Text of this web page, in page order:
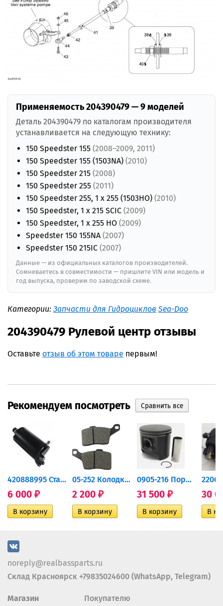
Применяемость 204390479 — 9 моделей
Деталь 204390479 по каталогам производителя
устанавливается на следующую технику:
150 Speedster 155 (2008–2009, 2011)
150 Speedster 155 (1503NA) (2010)
150 Speedster 215 (2008)
150 Speedster 255 (2011)
150 Speedster 255, 1 x 255 (1503HO) (2010)
150 Speedster, 1 x 215 SCIC (2009)
150 Speedster, 1 x 255 HO (2009)
Speedster 150 155NA (2007)
Speedster 150 215IC (2007)
Данные — из официальных каталогов производителей.
Сомневаетесь в совместимости — пришлите VIN или модель и
год выпуска, проверим по заводской схеме.
Категории: Запчасти для Гидроциклов Sea-Doo
204390479 Рулевой центр отзывы
Оставьте отзыв об этом товаре первым!
Рекомендуем посмотреть
420888995 Стартер для...
6 000 ₽
05-252 Колодки тормозные...
2 200 ₽
0905-216 Поршень Arctic Cat...
31 500 ₽ 30
noreply@realbassparts.ru
Склад Красноярск +79835024600 (WhatsApp, Telegram)
Магазин Покупателю